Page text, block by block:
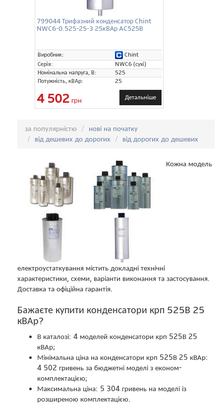
799044 Трифазний конденсатор Chint
NWC6-0.525-25-3 25кВАр AC525В
Виробник:
Chint
Серія:
NWC6 (сухі)
Номінальна напруга, В:
525
Потужність, кВАр:
25
4 502 грн Детальніше
за популярністю
нові на початку
від дешевих до дорогих
від дорогих до дешевих
Кожна модель
електроустаткування містить докладні технічні
характеристики, схеми, варіанти виконання та застосування.
Доставка та офіційна гарантія.
Бажаєте купити конденсатори крп 525В 25
кВАр?
В каталозі: 4 моделей конденсатори крп 525В 25
кВАр;
Мінімальна ціна на конденсатори крп 525В 25 кВАр:
4 502 гривень за бюджетні моделі з економ-
комплектацією;
Максимальна ціна: 5 304 гривень на моделі із
розширеною комплектацією.